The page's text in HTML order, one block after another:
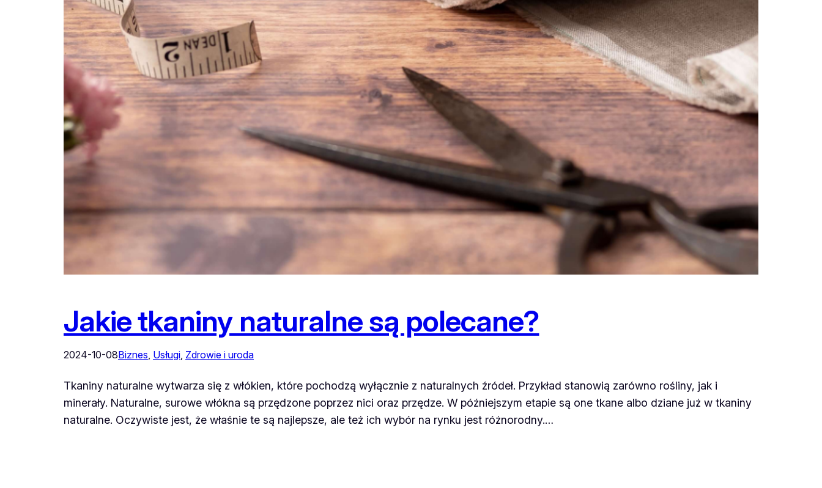
Jakie tkaniny naturalne są polecane?
2024-10-08Biznes, Usługi, Zdrowie i uroda
Tkaniny naturalne wytwarza się z włókien, które pochodzą wyłącznie z naturalnych źródeł. Przykład stanowią zarówno rośliny, jak i
minerały. Naturalne, surowe włókna są przędzone poprzez nici oraz przędze. W późniejszym etapie są one tkane albo dziane już w tkaniny
naturalne. Oczywiste jest, że właśnie te są najlepsze, ale też ich wybór na rynku jest różnorodny.…